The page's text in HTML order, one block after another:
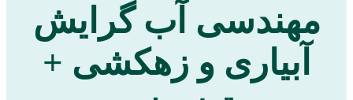
مهندسی آب گرایش
آبیاری و زهکشی +